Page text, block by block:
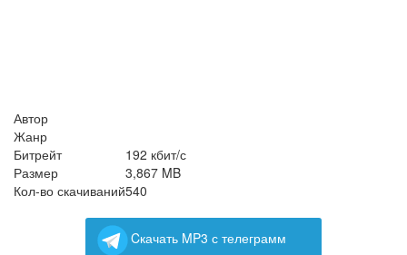
Автор
Жанр
Битрейт
192 кбит/с
Размер
3,867 MB
Кол-во скачиваний540
Cкачать MP3 с телеграмм